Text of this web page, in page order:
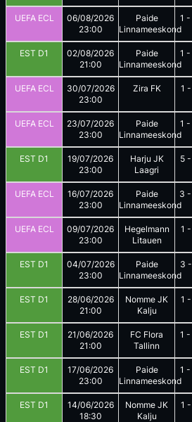
UEFA ECL
06/08/2026
23:00
Paide
Linnameeskond
1 -
EST D1
02/08/2026
21:00
Paide
Linnameeskond
1 -
UEFA ECL
30/07/2026
23:00
Zira FK 1 -
UEFA ECL
23/07/2026
23:00
Paide
Linnameeskond
1 -
EST D1
19/07/2026
23:00
Harju JK
Laagri
5-
UEFA ECL
16/07/2026
23:00
Paide
Linnameeskond
3 -
UEFA ECL
09/07/2026
23:00
Hegelmann
Litauen
1 -
EST D1
04/07/2026
23:00
Paide
Linnameeskond
3 -
EST D1
28/06/2026
21:00
Nomme JK
Kalju
1 -
EST D1
21/06/2026
21:00
FC Flora
Tallinn
1 -
EST D1
17/06/2026
23:00
Paide
Linnameeskond
1 -
EST D1
14/06/2026
18:30
Nomme JK
Kalju
1 -